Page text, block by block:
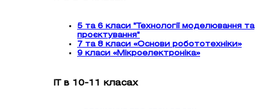
5 та 6 класи "Технології моделювання та
проєктування"
7 та 8 класи «Основи робототехніки»
9 класи «Мікроелектроніка»
ІТ в 10-11 класах